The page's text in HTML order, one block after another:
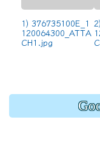
1) 376735100E_1
120064300_ATTA
CH1.jpg